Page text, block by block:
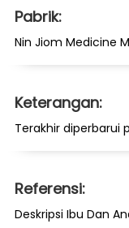
Pabrik:
Nin Jiom Medicine
Keterangan:
Terakhir diperbarui
Referensi:
Deskripsi Ibu Dan